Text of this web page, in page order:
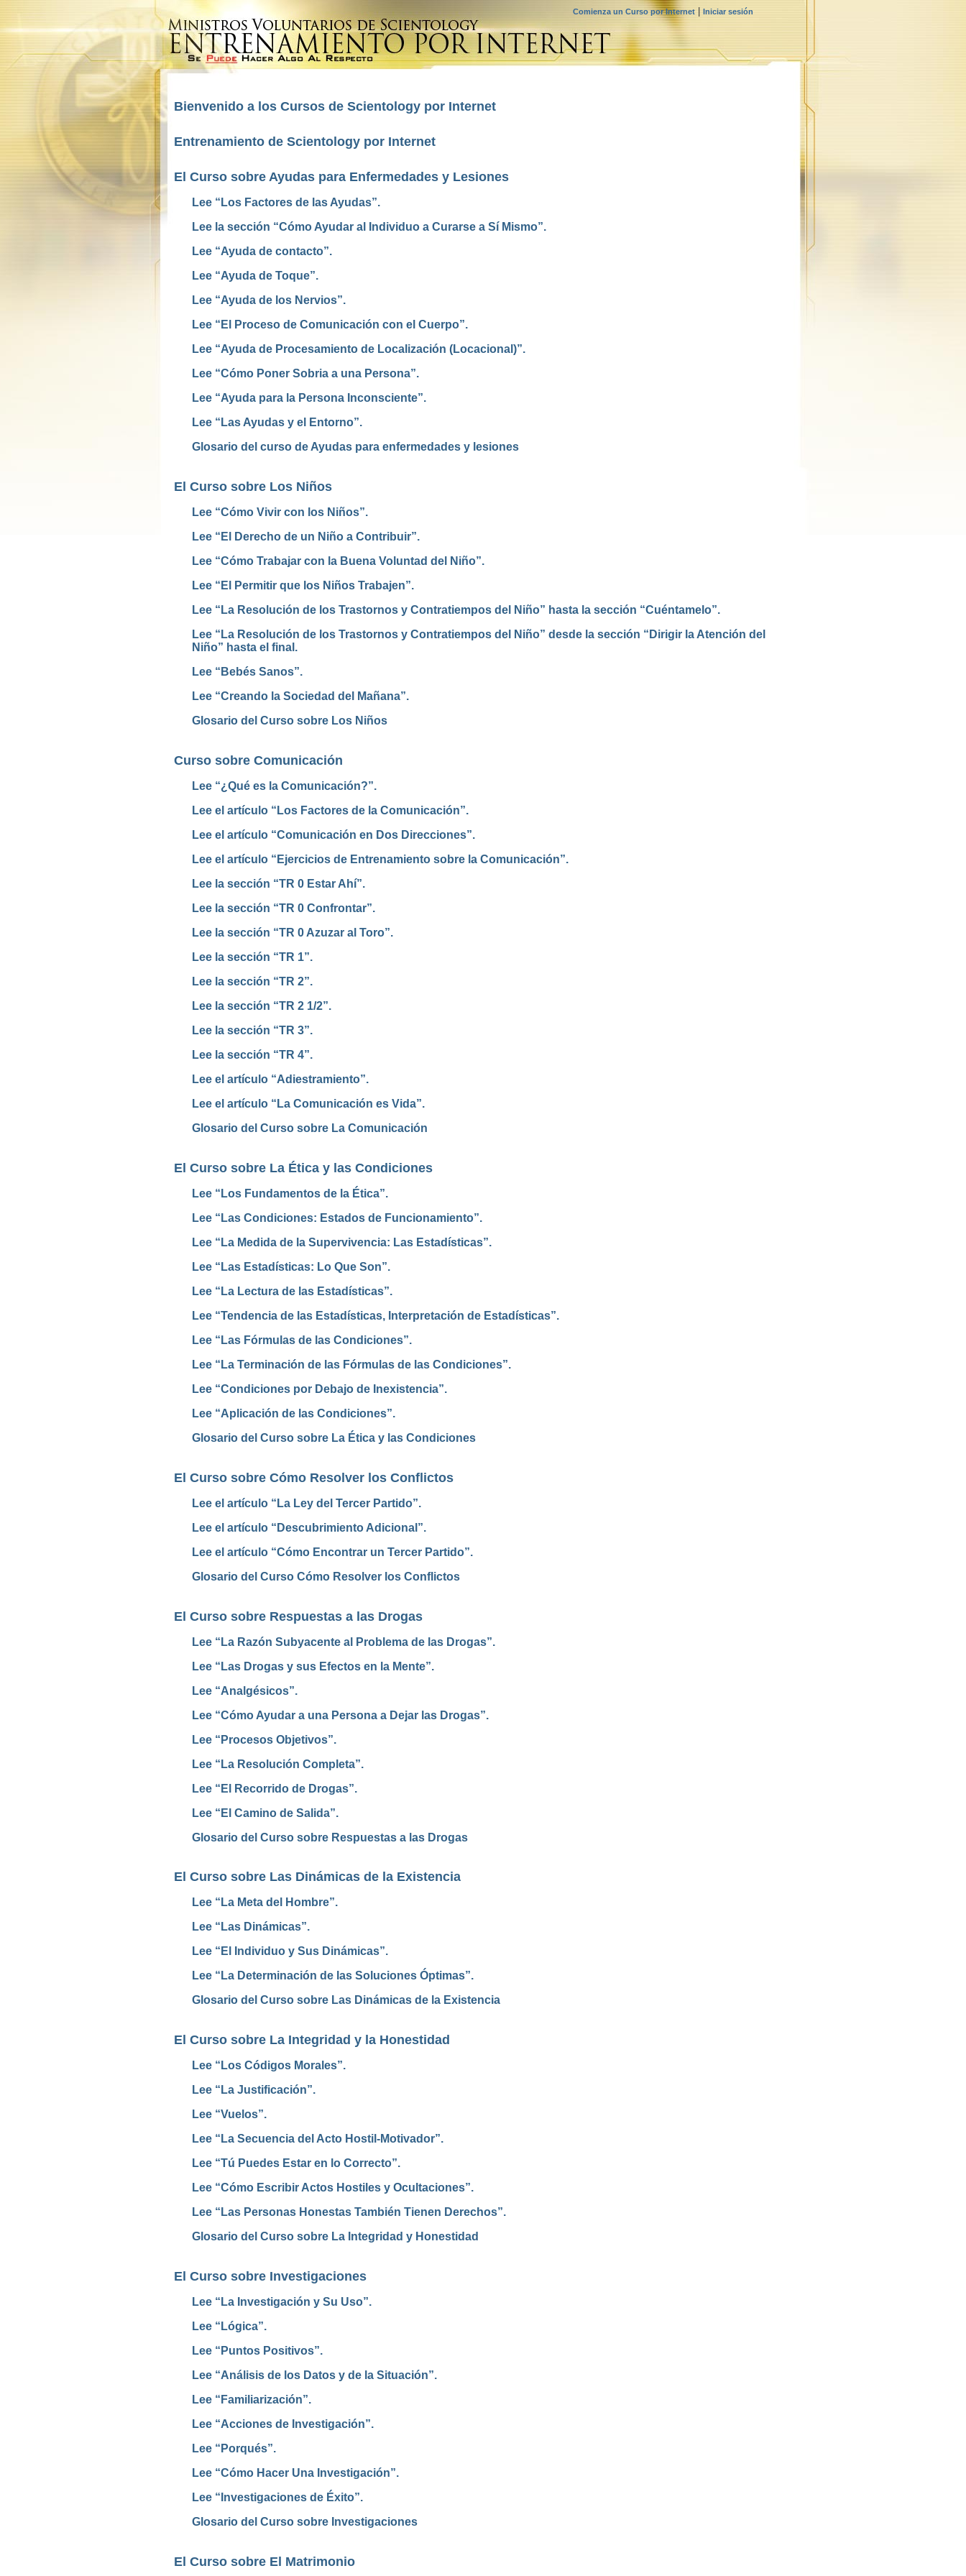
Comienza un Curso por Internet Iniciar sesión
Bienvenido a los Cursos de Scientology por Internet
Entrenamiento de Scientology por Internet
El Curso sobre Ayudas para Enfermedades y Lesiones
Lee “Los Factores de las Ayudas”.
Lee la sección “Cómo Ayudar al Individuo a Curarse a Sí Mismo”.
Lee “Ayuda de contacto”.
Lee “Ayuda de Toque”.
Lee “Ayuda de los Nervios”.
Lee “El Proceso de Comunicación con el Cuerpo”.
Lee “Ayuda de Procesamiento de Localización (Locacional)”.
Lee “Cómo Poner Sobria a una Persona”.
Lee “Ayuda para la Persona Inconsciente”.
Lee “Las Ayudas y el Entorno”.
Glosario del curso de Ayudas para enfermedades y lesiones
El Curso sobre Los Niños
Lee “Cómo Vivir con los Niños”.
Lee “El Derecho de un Niño a Contribuir”.
Lee “Cómo Trabajar con la Buena Voluntad del Niño”.
Lee “El Permitir que los Niños Trabajen”.
Lee “La Resolución de los Trastornos y Contratiempos del Niño” hasta la sección “Cuéntamelo”.
Lee “La Resolución de los Trastornos y Contratiempos del Niño” desde la sección “Dirigir la Atención del
Niño” hasta el final.
Lee “Bebés Sanos”.
Lee “Creando la Sociedad del Mañana”.
Glosario del Curso sobre Los Niños
Curso sobre Comunicación
Lee “¿Qué es la Comunicación?”.
Lee el artículo “Los Factores de la Comunicación”.
Lee el artículo “Comunicación en Dos Direcciones”.
Lee el artículo “Ejercicios de Entrenamiento sobre la Comunicación”.
Lee la sección “TR 0 Estar Ahí”.
Lee la sección “TR 0 Confrontar”.
Lee la sección “TR 0 Azuzar al Toro”.
Lee la sección “TR 1”.
Lee la sección “TR 2”.
Lee la sección “TR 2 1/2”.
Lee la sección “TR 3”.
Lee la sección “TR 4”.
Lee el artículo “Adiestramiento”.
Lee el artículo “La Comunicación es Vida”.
Glosario del Curso sobre La Comunicación
El Curso sobre La Ética y las Condiciones
Lee “Los Fundamentos de la Ética”.
Lee “Las Condiciones: Estados de Funcionamiento”.
Lee “La Medida de la Supervivencia: Las Estadísticas”.
Lee “Las Estadísticas: Lo Que Son”.
Lee “La Lectura de las Estadísticas”.
Lee “Tendencia de las Estadísticas, Interpretación de Estadísticas”.
Lee “Las Fórmulas de las Condiciones”.
Lee “La Terminación de las Fórmulas de las Condiciones”.
Lee “Condiciones por Debajo de Inexistencia”.
Lee “Aplicación de las Condiciones”.
Glosario del Curso sobre La Ética y las Condiciones
El Curso sobre Cómo Resolver los Conflictos
Lee el artículo “La Ley del Tercer Partido”.
Lee el artículo “Descubrimiento Adicional”.
Lee el artículo “Cómo Encontrar un Tercer Partido”.
Glosario del Curso Cómo Resolver los Conflictos
El Curso sobre Respuestas a las Drogas
Lee “La Razón Subyacente al Problema de las Drogas”.
Lee “Las Drogas y sus Efectos en la Mente”.
Lee “Analgésicos”.
Lee “Cómo Ayudar a una Persona a Dejar las Drogas”.
Lee “Procesos Objetivos”.
Lee “La Resolución Completa”.
Lee “El Recorrido de Drogas”.
Lee “El Camino de Salida”.
Glosario del Curso sobre Respuestas a las Drogas
El Curso sobre Las Dinámicas de la Existencia
Lee “La Meta del Hombre”.
Lee “Las Dinámicas”.
Lee “El Individuo y Sus Dinámicas”.
Lee “La Determinación de las Soluciones Óptimas”.
Glosario del Curso sobre Las Dinámicas de la Existencia
El Curso sobre La Integridad y la Honestidad
Lee “Los Códigos Morales”.
Lee “La Justificación”.
Lee “Vuelos”.
Lee “La Secuencia del Acto Hostil-Motivador”.
Lee “Tú Puedes Estar en lo Correcto”.
Lee “Cómo Escribir Actos Hostiles y Ocultaciones”.
Lee “Las Personas Honestas También Tienen Derechos”.
Glosario del Curso sobre La Integridad y Honestidad
El Curso sobre Investigaciones
Lee “La Investigación y Su Uso”.
Lee “Lógica”.
Lee “Puntos Positivos”.
Lee “Análisis de los Datos y de la Situación”.
Lee “Familiarización”.
Lee “Acciones de Investigación”.
Lee “Porqués”.
Lee “Cómo Hacer Una Investigación”.
Lee “Investigaciones de Éxito”.
Glosario del Curso sobre Investigaciones
El Curso sobre El Matrimonio